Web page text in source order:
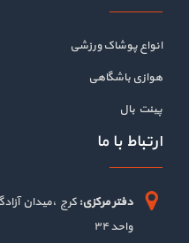
انواع پوشاک ورزشی
هوازی باشگاهی
پینت بال
ارتباط با ما
دفتر مرکزی:
واحد ۳۴